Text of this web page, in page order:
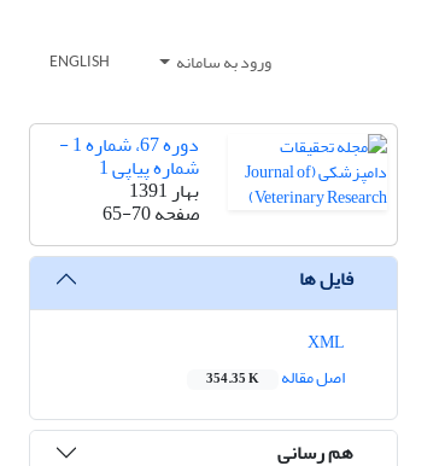
ورود به سامانه ENGLISH
دوره 67، شماره 1 -
شماره پیاپی 1
بهار 1391
صفحه65-70
فایل ها
اصل مقاله
354.35 K
هم رسانی